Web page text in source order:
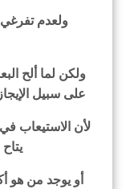
ولعدم تفرغي
ولكن لما ألح
على سبيل
لأن الاستيعاب
أو يوجد من هو